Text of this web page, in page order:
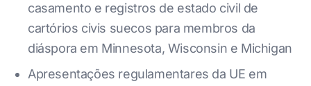
casamento e registros de estado civil de
cartórios civis suecos para membros da
diáspora em Minnesota, Wisconsin e Michigan
Apresentações regulamentares da UE em